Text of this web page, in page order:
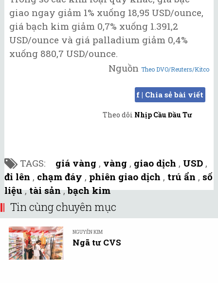
giao ngay giảm 1% xuống 18,95 USD/ounce,
giá bạch kim giảm 0,7% xuống 1.391,2
USD/ounce và giá palladium giảm 0,4%
xuống 880,7 USD/ounce.
Nguồn Theo DVO/Reuters/Kitco
f | Chia sẻ bài viết
Theo dõi Nhịp Cầu Đầu Tư
TAGS: giá vàng , vàng , giao dịch , USD ,
đi lên , chạm đáy , phiên giao dịch , trú ẩn , số
liệu,tài sản,bạch kim
Tin cùng chuyên mục
NGUYỄN KIM
Ngã tư CVS